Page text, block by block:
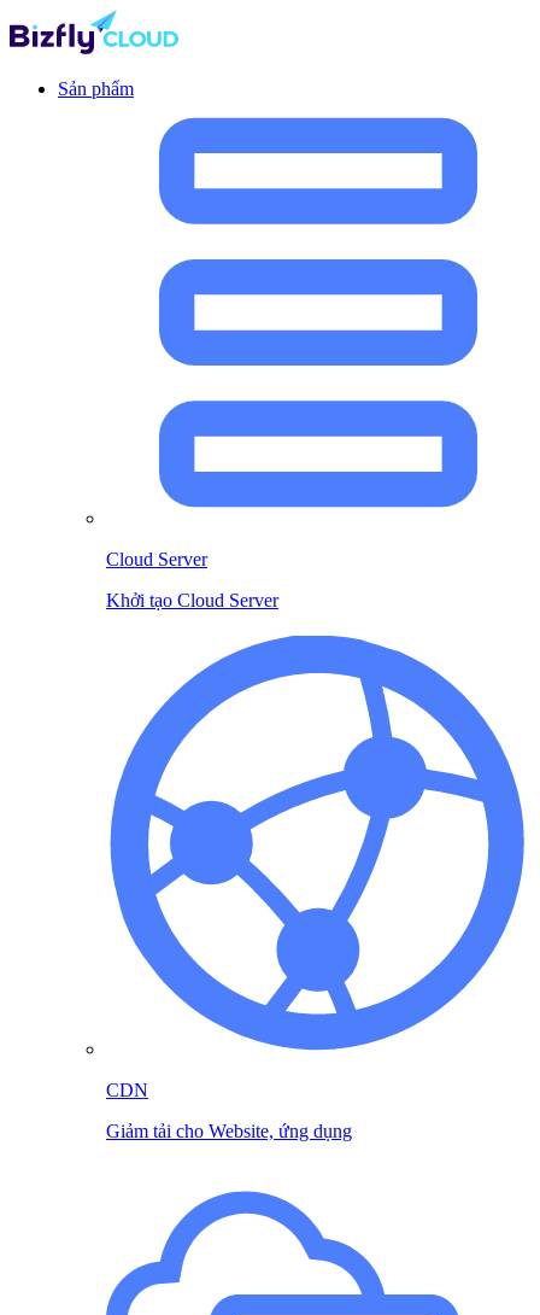
Sản phẩm
Cloud Server
Khởi tạo Cloud Server
CDN
Giảm tải cho Website, ứng dụng